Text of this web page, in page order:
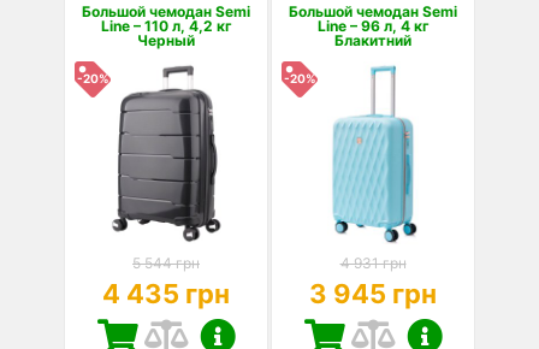
Большой чемодан Semi
Line – 110 л, 4,2 кг
Черный
-20%
5 544 грн
4 435 грн
Большой чемодан Semi
Line – 96 л, 4 кг
Блакитний
-20%
4 931 грн
3 945 грн